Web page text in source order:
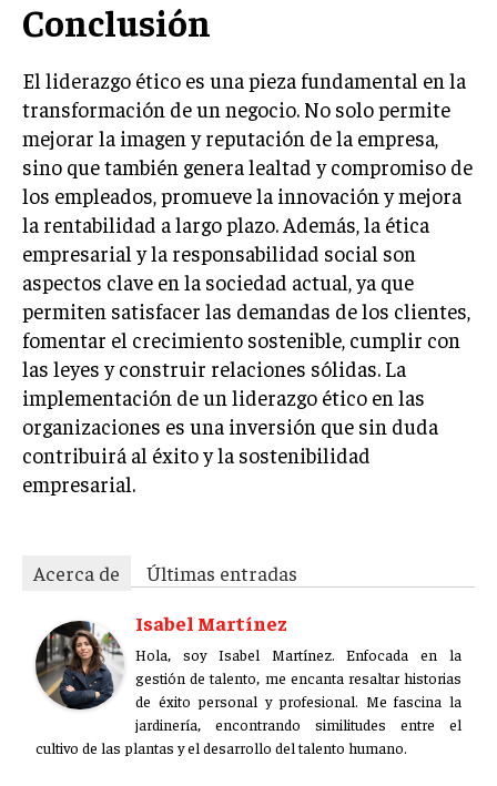
ÉTICA EMPRESARIAL Y RESPONSABILIDAD
SOCIAL
BLOG
Acerca de Últimas entradas
Isabel Martínez
Hola, soy Isabel Martínez. Enfocada en la gestión
de talento, me encanta resaltar historias de éxito
personal y profesional. Me fascina la jardinería,
encontrando similitudes entre el cultivo de las
plantas y el desarrollo del talento humano.
Aparece en periódicos digitales y domina los buscadores,
Infórmate aquí.
Conclusión
El liderazgo ético es una pieza fundamental en la
transformación de un negocio. No solo permite
mejorar la imagen y reputación de la empresa,
sino que también genera lealtad y compromiso de
los empleados, promueve la innovación y mejora
la rentabilidad a largo plazo. Además, la ética
empresarial y la responsabilidad social son
aspectos clave en la sociedad actual, ya que
permiten satisfacer las demandas de los clientes,
fomentar el crecimiento sostenible, cumplir con
las leyes y construir relaciones sólidas. La
implementación de un liderazgo ético en las
organizaciones es una inversión que sin duda
contribuirá al éxito y la sostenibilidad
empresarial.
Acerca de
Últimas entradas
Isabel Martínez
Hola, soy Isabel Martínez. Enfocada en la
gestión de talento, me encanta resaltar historias
de éxito personal y profesional. Me fascina la
jardinería, encontrando similitudes entre el
cultivo de las plantas y el desarrollo del talento humano.